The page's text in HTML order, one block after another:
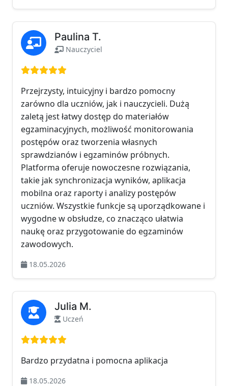
Paulina T.
Nauczyciel
Ocena: 5 na 5
Przejrzysty, intuicyjny i bardzo pomocny
zarówno dla uczniów, jak i nauczycieli. Dużą
zaletą jest łatwy dostęp do materiałów
egzaminacyjnych, możliwość monitorowania
postępów oraz tworzenia własnych
sprawdzianów i egzaminów próbnych.
Platforma oferuje nowoczesne rozwiązania,
takie jak synchronizacja wyników, aplikacja
mobilna oraz raporty i analizy postępów
uczniów. Wszystkie funkcje są uporządkowane i
wygodne w obsłudze, co znacząco ułatwia
naukę oraz przygotowanie do egzaminów
zawodowych.
18.05.2026
Julia M.
Uczeń
Ocena: 5 na 5
Bardzo przydatna i pomocna aplikacja
18.05.2026